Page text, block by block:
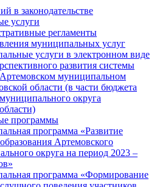
в законодательстве
услуги
регламенты
муниципальных услуг
услуги в электронном виде
развития системы
Артемовском муниципальном
области (в части бюджета
округа
программы
программа «Развитие
Артемовского
округа на период 2023 –
программа «Формирование